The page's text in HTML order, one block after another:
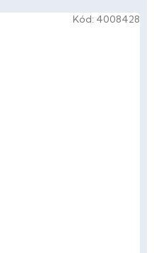
Kód: 4008428